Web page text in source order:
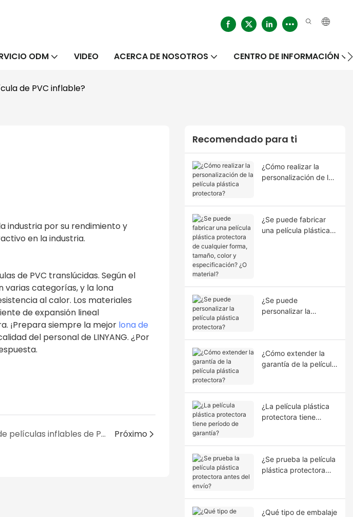
ODM VIDEO ACERCA DE NOSOTROS CENTRO DE INFORMACIÓN
de PVC inflable?
industria por su rendimiento y
en la industria.
de PVC translúcidas. Según el
varias categorías, y la lona
al calor. Los materiales
de expansión lineal
¡Prepara siempre la mejor lona de
del personal de LINYANG. ¿Por
¿Qué empresa de películas inflables de PVC ofrece mejores servicios? Próximo
Recomendado para ti
¿Cómo realizar la
personalización de la
¿Se puede fabricar
una película plástica
¿Se puede
personalizar la
¿Cómo extender la
garantía de la película
¿La película plástica
protectora tiene
¿Se prueba la película
plástica protectora
¿Qué tipo de embalaje